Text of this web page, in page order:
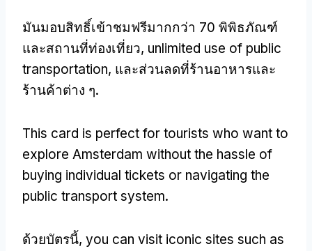
มันมอบสิทธิ์เข้าชมฟรีมากกว่า 70 พิพิธภัณฑ์
และสถานที่ท่องเที่ยว, unlimited use of public
transportation, และส่วนลดที่ร้านอาหารและ
ร้านค้าต่าง ๆ.
This card is perfect for tourists who want to
explore Amsterdam without the hassle of
buying individual tickets or navigating the
public transport system.
ด้วยบัตรนี้, you can visit iconic sites such as